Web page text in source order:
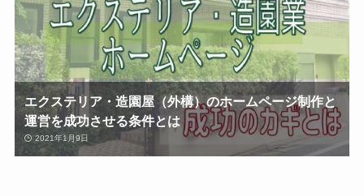
エクステリア・造園屋（外構）のホームページ制作と
運営を成功させる条件とは
2021年1月9日